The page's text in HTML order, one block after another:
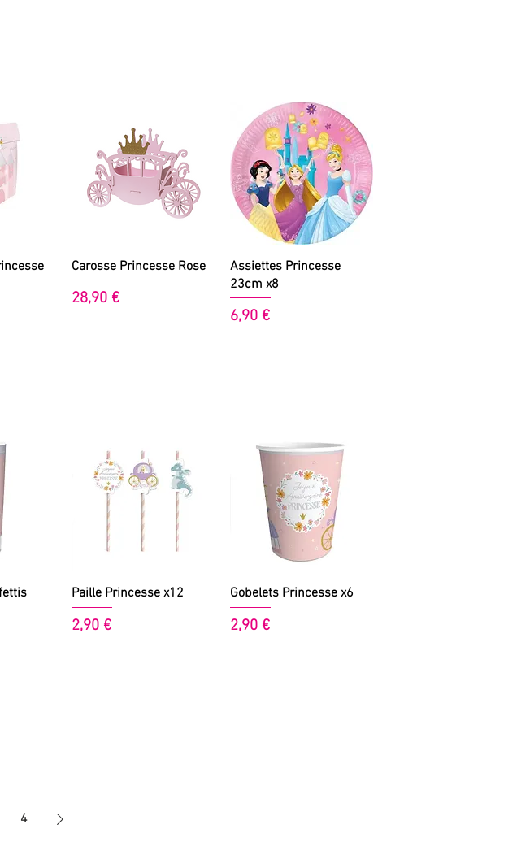
Aperçu rapide
Carosse Princesse Rose
Prix
28,90 €
Aperçu rapide
Assiettes Princesse
23cm x8
Prix
6,90 €
Aperçu rapide
Paille Princesse x12
Prix
2,90 €
Aperçu rapide
Gobelets Princesse x6
Prix
2,90 €
4